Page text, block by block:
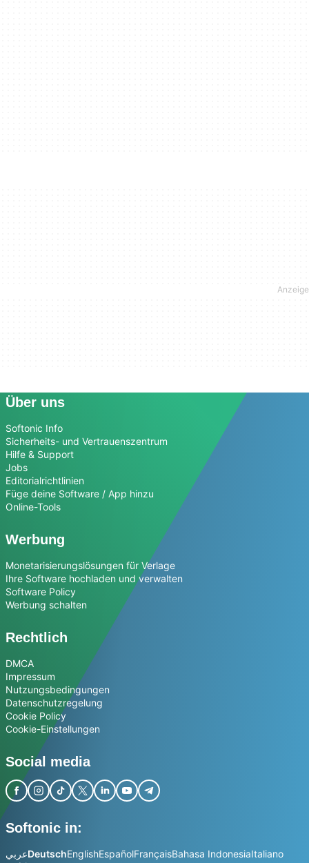
Über uns
Softonic Info
Sicherheits- und Vertrauenszentrum
Hilfe & Support
Jobs
Editorialrichtlinien
Füge deine Software / App hinzu
Online-Tools
Werbung
Monetarisierungslösungen für Verlage
Ihre Software hochladen und verwalten
Software Policy
Werbung schalten
Rechtlich
DMCA
Impressum
Nutzungsbedingungen
Datenschutzregelung
Cookie Policy
Cookie-Einstellungen
Social media
Softonic in:
عربيDeutschEnglishEspañolFrançaisBahasa IndonesiaItaliano